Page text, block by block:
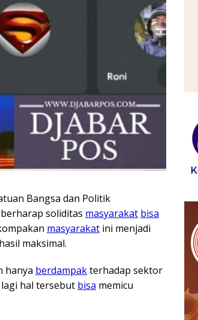
Bangsa dan Politik
soliditas masyarakat bisa
masyarakat ini menjadi
maksimal.
hanya berdampakterhadap sektor
hal tersebut bisa memicu